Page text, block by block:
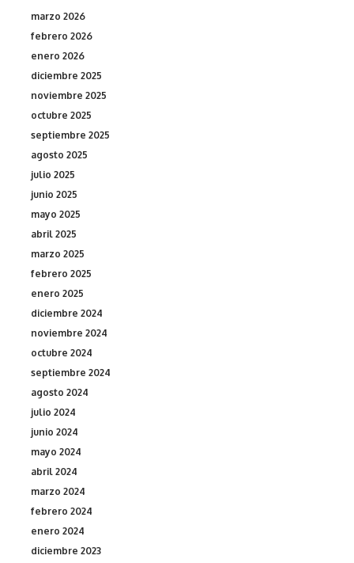
marzo 2026
febrero 2026
enero 2026
diciembre 2025
noviembre 2025
octubre 2025
septiembre 2025
agosto 2025
julio 2025
junio 2025
mayo 2025
abril 2025
marzo 2025
febrero 2025
enero 2025
diciembre 2024
noviembre 2024
octubre 2024
septiembre 2024
agosto 2024
julio 2024
junio 2024
mayo 2024
abril 2024
marzo 2024
febrero 2024
enero 2024
diciembre 2023